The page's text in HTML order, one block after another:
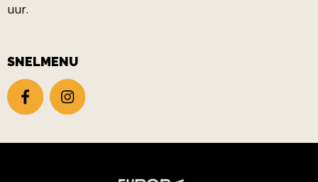
uur.
SNELMENU